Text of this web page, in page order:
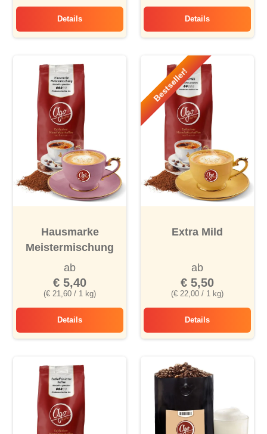
Details
Details
Bremer Senatoren
Hausmarke
Meistermischung
(€ 21,60 / 1 kg)
ab
€ 5,40
Details
Hausmarke Meistermischung
Bestseller!
Extra Mild
(€ 22,00 / 1 kg)
ab
€ 5,50
Details